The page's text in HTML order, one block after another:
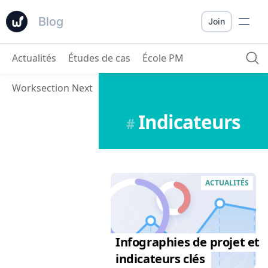
Blog Join
Actualités Études de cas École PM
Worksection Next
#Indicateurs
ACTUALITÉS
Infographies de projet et
indicateurs clés